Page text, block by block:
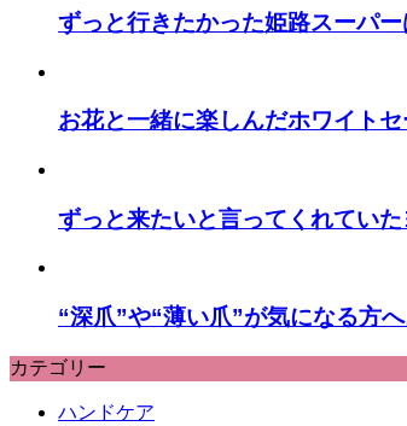
ずっと行きたかった姫路スーパ
お花と一緒に楽しんだホワイト
ずっと来たいと言ってくれてい
“深爪”や“薄い爪”が気になる方
カテゴリー
ハンドケア